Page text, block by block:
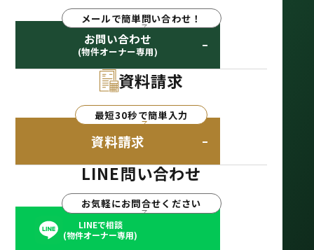
メールで簡単問い合わせ！
お問い合わせ
(物件オーナー専用)
資料請求
最短30秒で簡単入力
資料請求
LINE問い合わせ
お気軽にお問合せください
LINEで相談
(物件オーナー専用)